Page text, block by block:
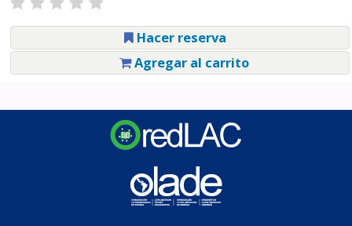
Hacer reserva
Agregar al carrito